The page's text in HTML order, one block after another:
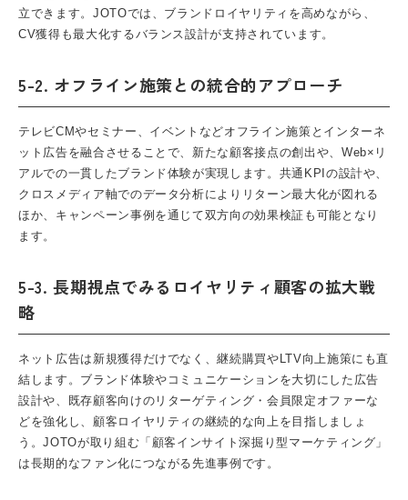
立できます。JOTOでは、ブランドロイヤリティを高めながら、
CV獲得も最大化するバランス設計が支持されています。
5-2. オフライン施策との統合的アプローチ
テレビCMやセミナー、イベントなどオフライン施策とインターネ
ット広告を融合させることで、新たな顧客接点の創出や、Web×リ
アルでの一貫したブランド体験が実現します。共通KPIの設計や、
クロスメディア軸でのデータ分析によりリターン最大化が図れる
ほか、キャンペーン事例を通じて双方向の効果検証も可能となり
ます。
5-3. 長期視点でみるロイヤリティ顧客の拡大戦
略
ネット広告は新規獲得だけでなく、継続購買やLTV向上施策にも直
結します。ブランド体験やコミュニケーションを大切にした広告
設計や、既存顧客向けのリターゲティング・会員限定オファーな
どを強化し、顧客ロイヤリティの継続的な向上を目指しましょ
う。JOTOが取り組む「顧客インサイト深掘り型マーケティング」
は長期的なファン化につながる先進事例です。